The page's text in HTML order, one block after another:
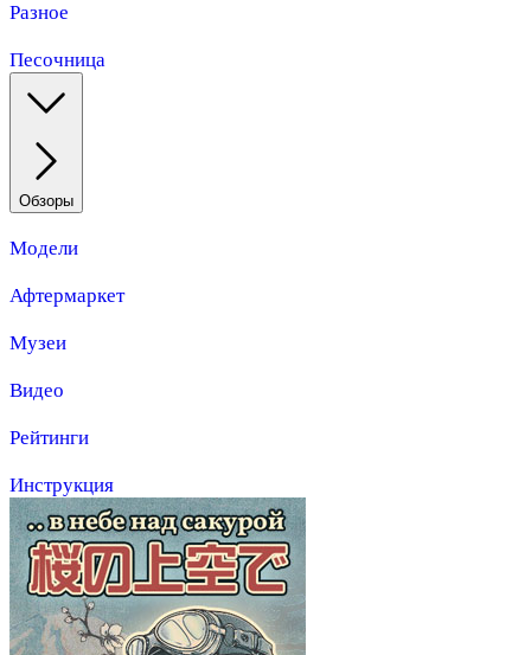
Разное
Песочница
Обзоры
Модели
Афтермаркет
Музеи
Видео
Рейтинги
Инструкция